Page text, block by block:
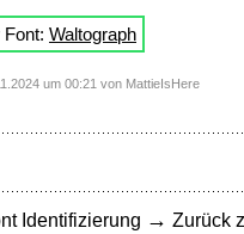
Font: Waltograph
um 00:21 von MattieIsHere
Identifizierung → Zurück